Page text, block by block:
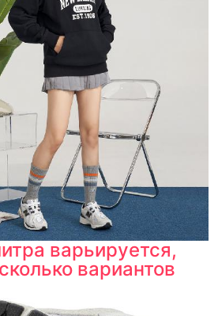
варьируется,
вариантов